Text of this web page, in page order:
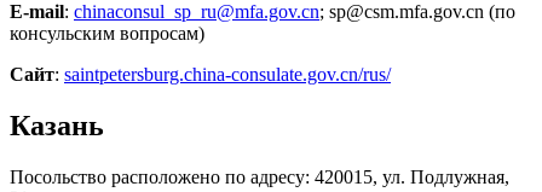
E-mail: chinaconsul_sp_ru@mfa.gov.cn; sp@csm.mfa.gov.cn (по
консульским вопросам)
Сайт: saintpetersburg.china-consulate.gov.cn/rus/
Казань
Посольство расположено по адресу: 420015, ул. Подлужная,